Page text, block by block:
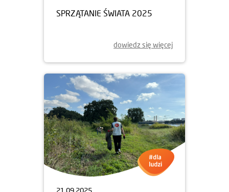
SPRZĄTANIE ŚWIATA 2025
dowiedz się więcej
21.09.2025